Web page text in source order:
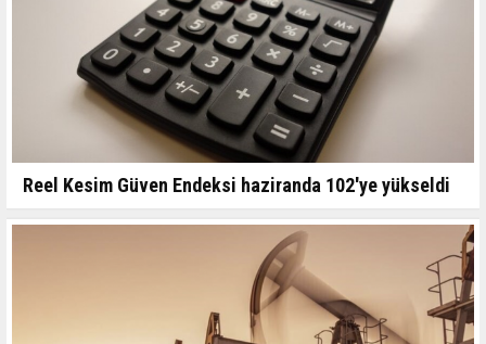
Reel Kesim Güven Endeksi haziranda 102'ye yükseldi